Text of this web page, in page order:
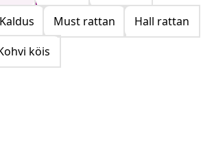
Kaldus Must rattan
Hall rattan
köis